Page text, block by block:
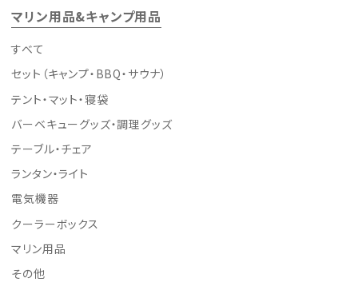
ビ
ゲ
ー
シ
ョ
ン
マリン用品&キャンプ用品
すべて
セット（キャンプ・BBQ・サウナ）
テント・マット・寝袋
バーベキューグッズ・調理グッズ
テーブル・チェア
ランタン・ライト
電気機器
クーラーボックス
マリン用品
その他